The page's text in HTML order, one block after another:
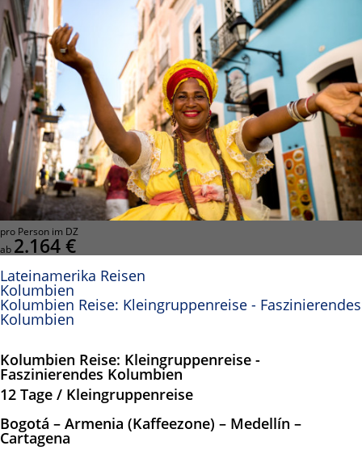
pro Person im DZ
ab 2.164 €
Lateinamerika Reisen
Kolumbien
Kolumbien Reise: Kleingruppenreise - Faszinierendes
Kolumbien
Kolumbien Reise: Kleingruppenreise -
Faszinierendes Kolumbien
12 Tage / Kleingruppenreise
Bogotá – Armenia (Kaffeezone) – Medellín –
Cartagena